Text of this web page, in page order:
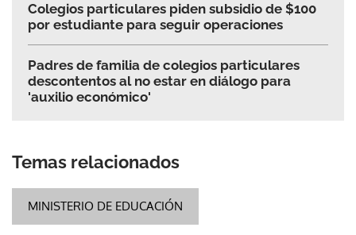
Colegios particulares piden subsidio de $100
por estudiante para seguir operaciones
Padres de familia de colegios particulares
descontentos al no estar en diálogo para
'auxilio económico'
Temas relacionados
MINISTERIO DE EDUCACIÓN